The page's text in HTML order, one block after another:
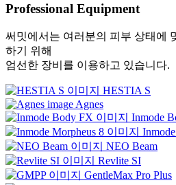
Professional Equipment
써밋에서는 여러분의 피부 상태에
하기 위해
엄선한 장비를 이용하고 있습니다.
HESTIA S
Agnes
Inmode
NEO Beam
Revlite SI
GentleMax Pro Plus